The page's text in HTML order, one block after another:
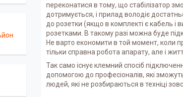
переконатися в тому, що стабілізатор
дотримується, і прилад володіє
до розетки (якщо в комплекті є кабель і
розетками. В такому разі можна буде
Не варто економити в той момент, коли
тільки справна робота апарату, але і
Так само існує клемний спосіб
допомогою до професіоналів, які
людей, які не розбираються в техніці